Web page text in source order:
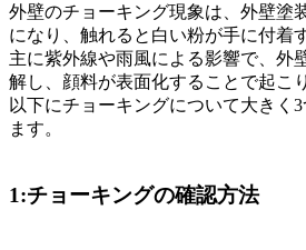
外壁のチョーキング現象は、外壁塗
になり、触れると白い粉が手に付着
主に紫外線や雨風による影響で、外
解し、顔料が表面化することで起こ
以下にチョーキングについて大きく
ます。
1:チョーキングの確認方法